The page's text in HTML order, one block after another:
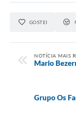
Relatório Ouvidoria
Negócios
GOSTEI
NOTÍCIA MAIS
Mario
Grupo Os